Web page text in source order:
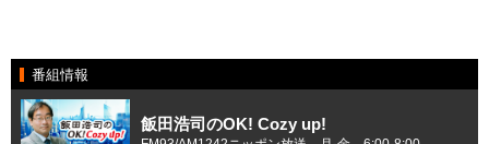
番組情報
飯田浩司のOK! Cozy up!